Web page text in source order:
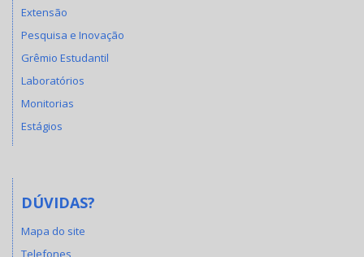
Extensão
Pesquisa e Inovação
Grêmio Estudantil
Laboratórios
Monitorias
Estágios
DÚVIDAS?
Mapa do site
Telefones